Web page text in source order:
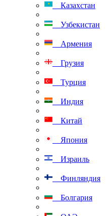
Казахстан
Узбекистан
Армения
Грузия
Турция
Индия
Китай
Япония
Израиль
Финляндия
Болгария